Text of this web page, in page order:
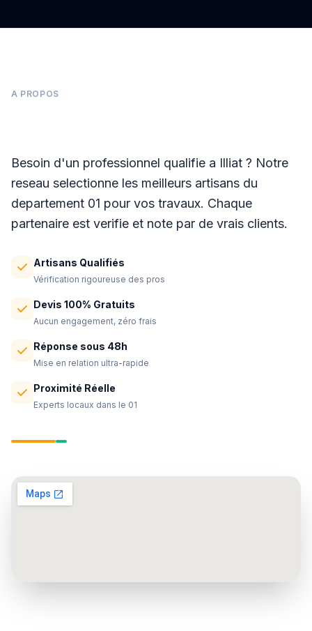
A PROPOS
Besoin d'un professionnel qualifie a Illiat ? Notre
reseau selectionne les meilleurs artisans du
departement 01 pour vos travaux. Chaque
partenaire est verifie et note par de vrais clients.
Artisans Qualifiés
Vérification rigoureuse des pros
Devis 100% Gratuits
Aucun engagement, zéro frais
Réponse sous 48h
Mise en relation ultra-rapide
Proximité Réelle
Experts locaux dans le 01